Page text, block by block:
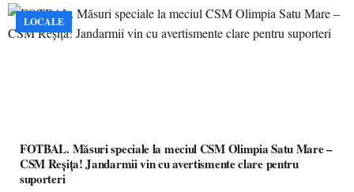
LOCALE
FOTBAL. Măsuri speciale la meciul CSM Olimpia Satu Mare –
CSM Reșița! Jandarmii vin cu avertismente clare pentru
suporteri